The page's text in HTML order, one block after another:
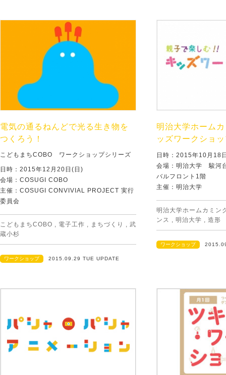
電気の通るねんどで光る生き物を
つくろう！
こどもまちCOBO ワークショップシリーズ
日時：2015年12月20日(日)
会場：COSUGI COBO
主催：COSUGI CONVIVIAL PROJECT 実行
委員会
こどもまちCOBO , 電子工作 , まちづくり , 武
蔵小杉
ワークショップ 2015.09.29 TUE UPDATE
明治大学ホーム
ッズワークショ
日時：2015年10月18
会場：明治大学 駿河
バルフロント1階
主催：明治大学
明治大学ホームカミン
ンス , 明治大学 , 造形
ワークショップ